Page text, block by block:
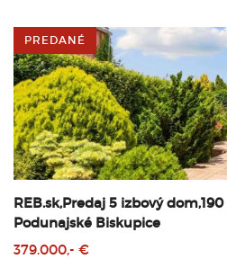
PREDANÉ
REB.sk,Predaj 5 izbový
Podunajské Biskupice
379.000,- €